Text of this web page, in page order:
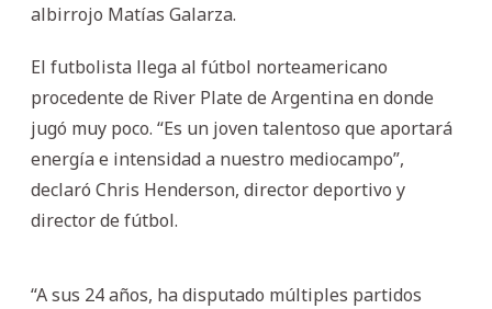
albirrojo Matías Galarza.
El futbolista llega al fútbol norteamericano
procedente de River Plate de Argentina en donde
jugó muy poco. “Es un joven talentoso que aportará
energía e intensidad a nuestro mediocampo”,
declaró Chris Henderson, director deportivo y
director de fútbol.
“A sus 24 años, ha disputado múltiples partidos